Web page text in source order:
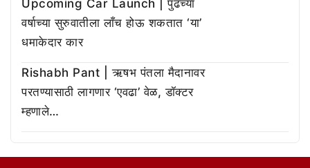
Upcoming Car Launch | पुढच्या
वर्षाच्या सुरुवातीला लाँच होऊ शकतात ‘या’
धमाकेदार कार
Rishabh Pant | ऋषभ पंतला मैदानावर
परतण्यासाठी लागणार ‘एवढा’ वेळ, डॉक्टर
म्हणाले…